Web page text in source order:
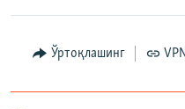
Ўртоқлашинг